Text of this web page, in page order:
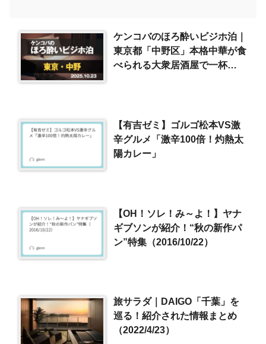
ケンコバのほろ酔いビジホ泊｜
東京都「中野区」本格中華が食
べられる大衆居酒屋で一杯
【有吉ゼミ】ゴルゴ松本VS激
辛グルメ「激辛100倍！灼熱太
陽カレー」
【OH！ソレ！み～よ！】ヤナ
ギブソンが紹介！“秋の新作パ
ン”特集（2016/10/22）
旅サラダ｜DAIGO「千葉」を
巡る！紹介された情報まとめ
（2022/4/23）